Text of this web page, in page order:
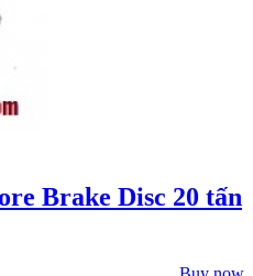
Brake Disc 20 tấn